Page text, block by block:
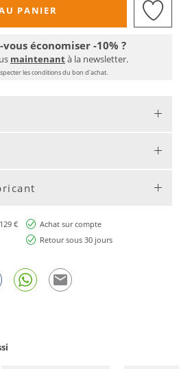
PANIER
vous économiser -10% ?
maintenantà la newsletter.
les conditions du bon d'achat.
€
Achat sur compte
Retour sous 30 jours